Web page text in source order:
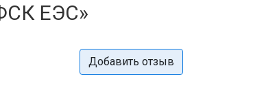
ЕЭС»
Добавить отзыв